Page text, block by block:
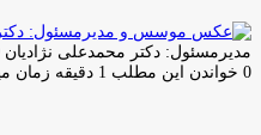
مدیرمسئول: دکتر محمدعلی نژادیان
0 خواندن این مطلب 1 دقیقه زمان میبرد